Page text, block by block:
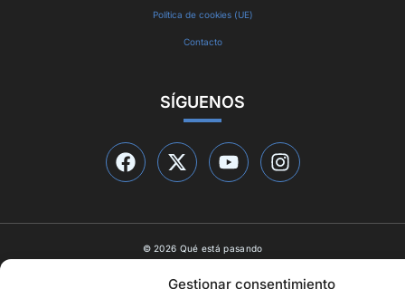
Gestionar consentimiento
Política de cookies (UE)
Contacto
SÍGUENOS
© 2026 Qué está pasando